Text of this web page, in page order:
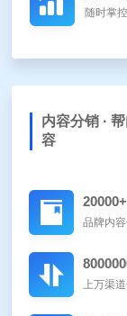
随时掌
内容分销 ·
容
品牌内
上万渠